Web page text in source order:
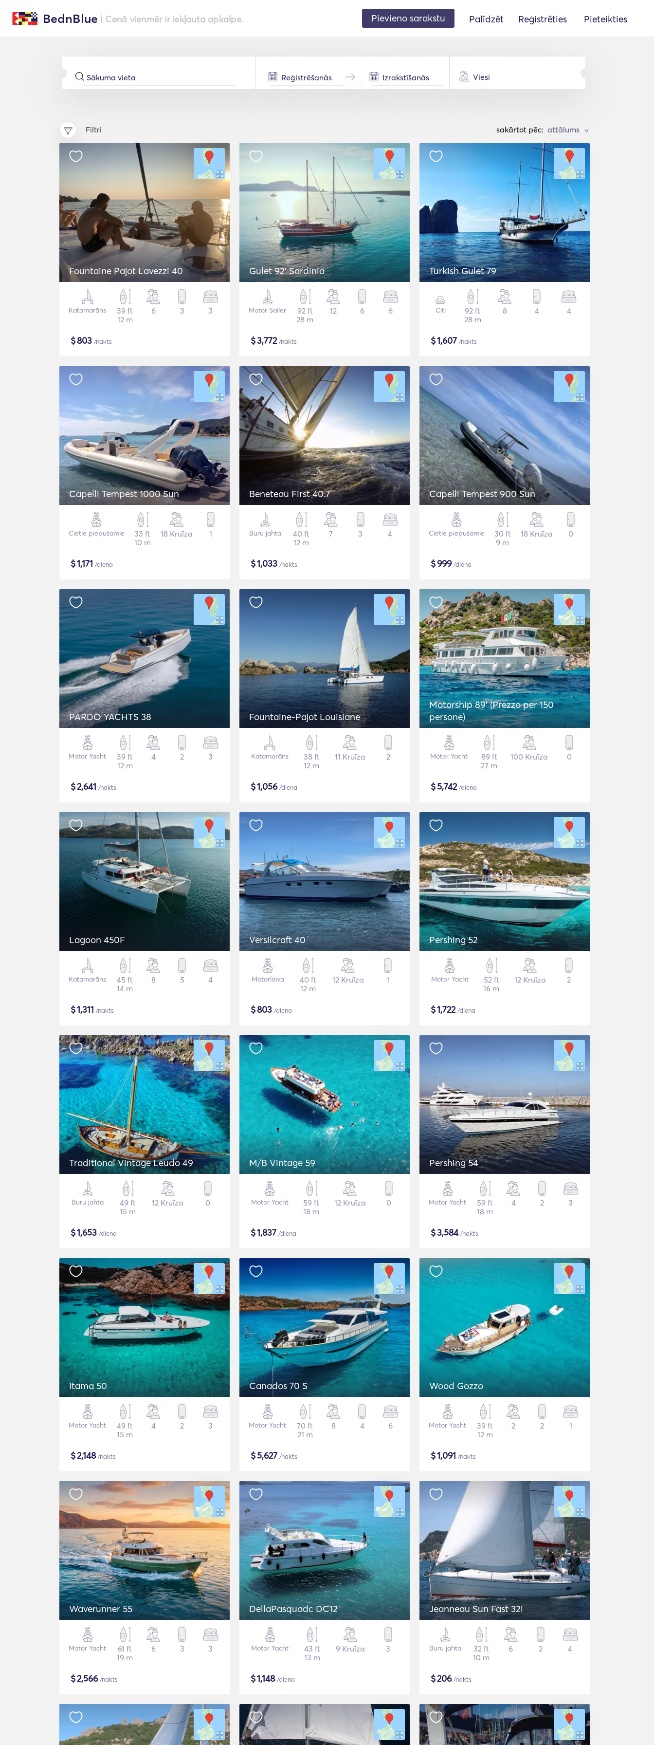
BednBlue | Cenā vienmēr ir iekļauta apkalpe. Pievieno sarakstu Palīdzēt Reģistrēties Pieteikties
Viesi
Filtri sakārtot pēc: >
Fountaine Pajot Lavezzi 40
Katamarāns
39 ft
12 m
6 3 3
$803 /nakts
Gulet 92' Sardinia
Motor Sailer
92 ft
28 m
12 6 6
$3,772/nakts
Turkish Gulet 79
Citi
92 ft
28 m
8 4 4
$1,607 /nakts
Capelli Tempest 1000 Sun
Cietie piepūšamie
33 ft
10 m
18 Kruīza 1
$1,171 /diena
Beneteau First 40.7
Buru jahta
40 ft
12 m
7 3 4
$1,033 /nakts
Capelli Tempest 900 Sun
Cietie piepūšamie
30 ft
9 m
18 Kruīza 0
$999/diena
PARDO YACHTS 38
Motor Yacht
39 ft
12 m
4 2 3
$2,641 /nakts
Fountaine-Pajot Louisiane
Katamarāns
38 ft
12 m
11 Kruīza 2
$1,056/diena
Motorship 89' (Prezzo per 150
persone)
Motor Yacht
89 ft
27 m
100 Kruīza 0
$5,742/diena
Lagoon 450F
Katamarāns
45 ft
14 m
8 5 4
$1,311 /nakts
Versilcraft 40
Motorlaiva
40 ft
12 m
12 Kruīza 1
$803 /diena
Pershing 52
Motor Yacht
52 ft
16 m
12 Kruīza 2
$1,722/diena
Traditional Vintage Leudo 49
Buru jahta
49 ft
15 m
12 Kruīza 0
$1,653 /diena
M/B Vintage 59
Motor Yacht
59 ft
18 m
12 Kruīza 0
$1,837 /diena
Pershing 54
Motor Yacht
59 ft
18 m
4 2 3
$3,584/nakts
Itama 50
Motor Yacht
49 ft
15 m
4 2 3
$2,148/nakts
Canados 70 S
Motor Yacht
70 ft
21 m
8 4 6
$5,627 /nakts
Wood Gozzo
Motor Yacht
39 ft
12 m
2 2 1
$1,091 /nakts
Waverunner 55
Motor Yacht
61 ft
19 m
6 3 3
$2,566/nakts
DellaPasquadc DC12
Motor Yacht
43 ft
13 m
9 Kruīza 3
$1,148/diena
Jeanneau Sun Fast 32i
Buru jahta
32 ft
10 m
6 2 4
$206/nakts